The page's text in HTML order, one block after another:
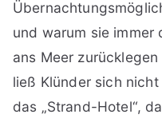
und warum sie immer
ans Meer
ließ Klünder sich
das „Strand-Hotel“,